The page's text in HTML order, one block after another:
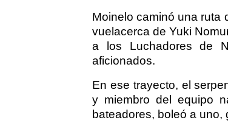
Moinelo caminó una ruta
vuelacerca de Yuki
a los Luchadores de
aficionados.
En ese trayecto, el
y miembro del equipo
bateadores, boleó a uno,